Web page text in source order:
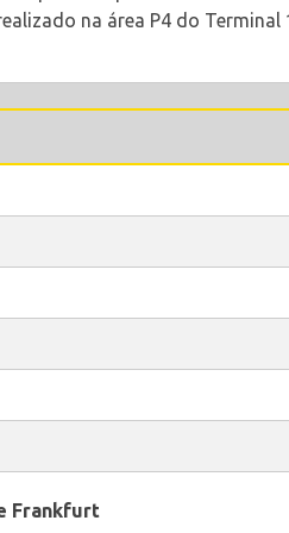
na área P4 do
Frankfurt